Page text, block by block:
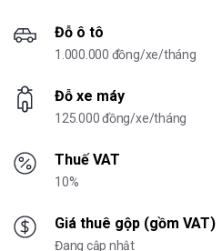
Đỗ ô tô
1.000.000 đồng/xe/tháng
Đỗ xe máy
125.000 đồng/xe/tháng
Thuế VAT
10%
Giá thuê gộp (gồm VAT)
Đang cập nhật